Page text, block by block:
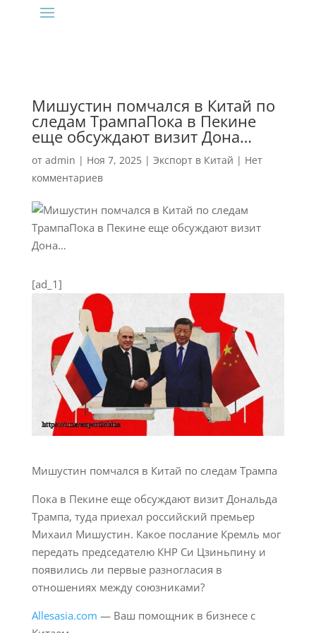
Мишустин помчался в Китай по
следам ТрампаПока в Пекине
еще обсуждают визит Дона…
от admin | Ноя 7, 2025| Экспорт в Китай | Нет
комментариев
[ad_1]
Мишустин помчался в Китай по следам Трампа
Пока в Пекине еще обсуждают визит Дональда
Трампа, туда приехал российский премьер
Михаил Мишустин. Какое послание Кремль мог
передать председателю КНР Си Цзиньпину и
появились ли первые разногласия в
отношениях между союзниками?
Allesasia.com — Ваш помощник в бизнесе с